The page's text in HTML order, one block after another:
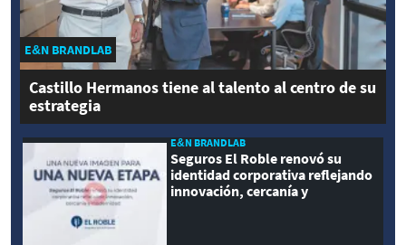
E&N BRANDLAB
Castillo Hermanos tiene al talento al centro de su
estrategia
E&N BRANDLAB
Seguros El Roble renovó su
identidad corporativa reflejando
innovación, cercanía y